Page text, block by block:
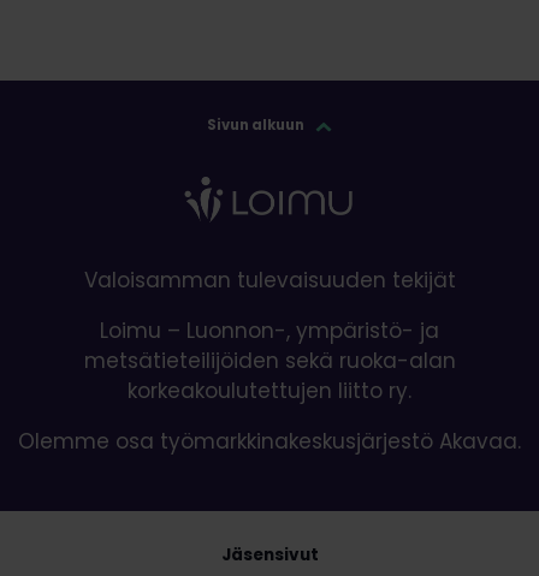
Sivun alkuun
Valoisamman tulevaisuuden tekijät
Loimu – Luonnon-, ympäristö- ja
metsätieteilijöiden sekä ruoka-alan
korkeakoulutettujen liitto ry.
Olemme osa työmarkkinakeskusjärjestö Akavaa.
Jäsensivut